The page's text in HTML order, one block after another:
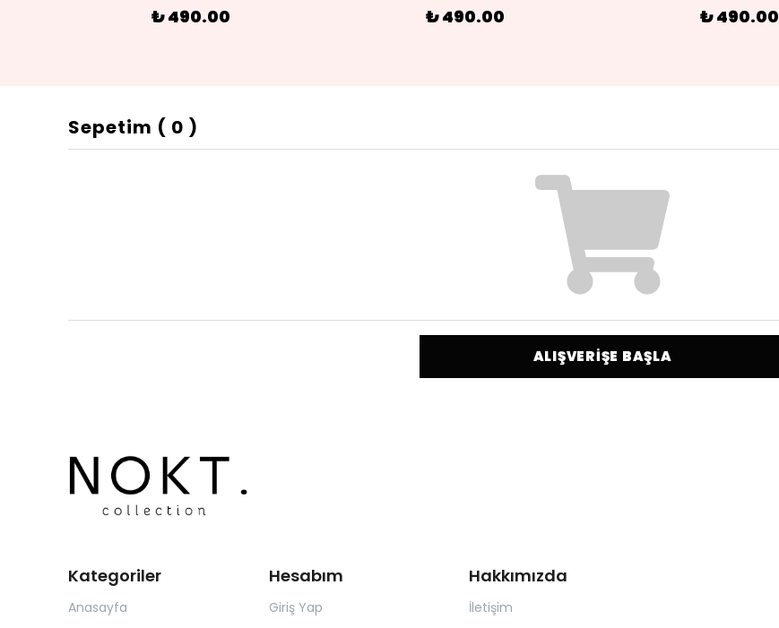
₺ 490.00 ₺ 490.00 ₺ 490.00
Sepetim ( 0 )
ALIŞVERİŞE BAŞLA
Kategoriler
Anasayfa
Hesabım
Giriş Yap
Hakkımızda
İletişim